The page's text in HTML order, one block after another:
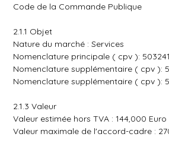
Code de la Commande Publique
2.1.1 Objet
Nature du marché : Services
Nomenclature principale ( cpv ):
Nomenclature supplémentaire ( cpv ):
Nomenclature supplémentaire ( cpv ):
2.1.3 Valeur
Valeur estimée hors TVA : 144,000 Euro
Valeur maximale de l'accord-cadre :